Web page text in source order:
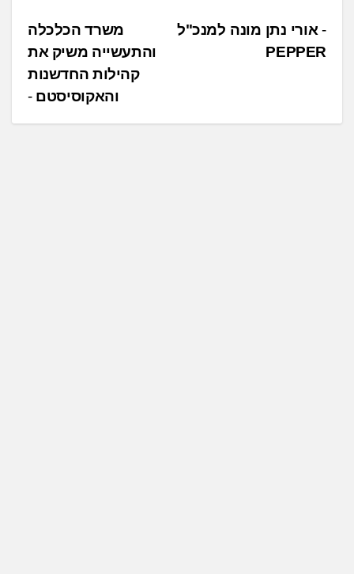
נ
י
משרד הכלכלה
והתעשייה משיק את
קהילות החדשנות
והאקוסיסטם
אורי נתן מונה למנכ"ל
PEPPER